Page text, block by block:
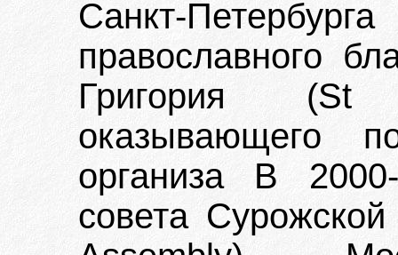
Санкт-
православного
Григория (St
оказывающего
организа В
совета